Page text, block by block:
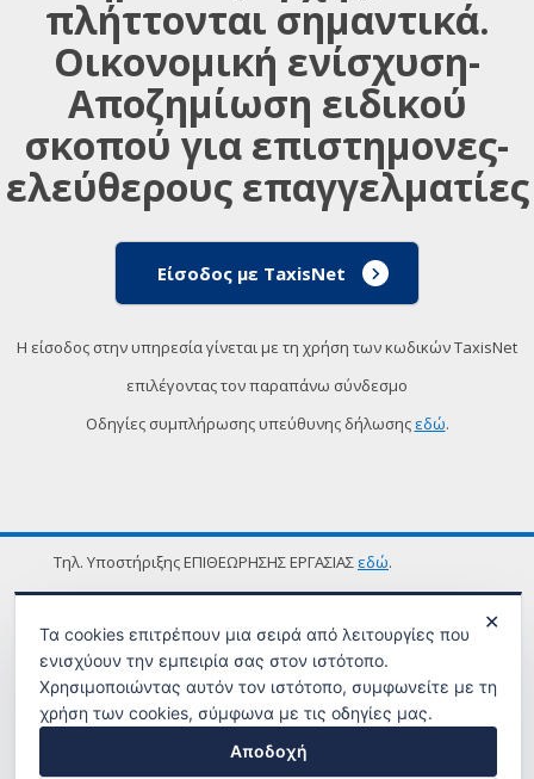
πλήττονται σημαντικά.
Οικονομική ενίσχυση-
Αποζημίωση ειδικού
σκοπού για επιστημονες-
ελεύθερους επαγγελματίες
Είσοδος με TaxisNet
Η είσοδος στην υπηρεσία γίνεται με τη χρήση των κωδικών TaxisNet
επιλέγοντας τον παραπάνω σύνδεσμο
Οδηγίες συμπλήρωσης υπεύθυνης δήλωσης εδώ.
Τηλ. Υποστήριξης ΕΠΙΘΕΩΡΗΣΗΣ ΕΡΓΑΣΙΑΣ εδώ.
ΟΡΟΙ ΧΡΗΣΗΣ
✕
Τα cookies επιτρέπουν μια σειρά από λειτουργίες που
ενισχύουν την εμπειρία σας στον ιστότοπο.
Χρησιμοποιώντας αυτόν τον ιστότοπο, συμφωνείτε με τη
χρήση των cookies, σύμφωνα με τις οδηγίες μας.
Αποδοχή